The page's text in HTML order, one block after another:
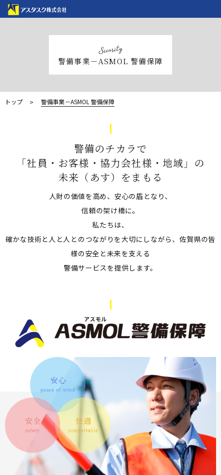
Security
警備事業－ASMOL 警備保障
トップ 警備事業－ASMOL 警備保障
警備のチカラで
「社員・お客様・協力会社様・地域」の
未来（あす）をまもる
人財の価値を高め、安心の盾となり、
信頼の架け橋に。
私たちは、
確かな技術と人と人とのつながりを大切にしながら、 佐賀県の皆
様の安全と未来を支える
警備サービスを提供します。